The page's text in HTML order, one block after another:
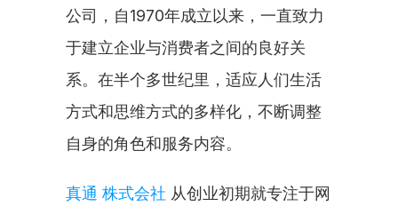
公司，自1970年成立以来，一直致力
于建立企业与消费者之间的良好关
系。在半个多世纪里，适应人们生活
方式和思维方式的多样化，不断调整
自身的角色和服务内容。
真通 株式会社 从创业初期就专注于网